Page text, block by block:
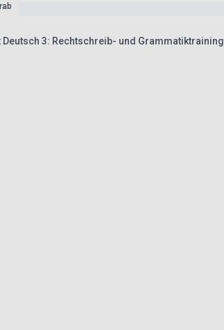
Deutsch 3: Rechtschreib- und Grammatiktraining